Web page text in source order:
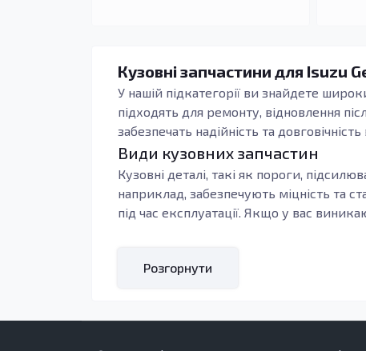
Кузовні запчастини для Isuzu
У нашій підкатегорії ви знайдете
підходять для ремонту, відновлення
забезпечать надійність та
Види кузовних запчастин
Кузовні деталі, такі як пороги,
наприклад, забезпечують міцність та
під час експлуатації. Якщо у вас
кузовних елементів забезпечує високу
Якісні деталі також здатні зберігати
Розгорнути